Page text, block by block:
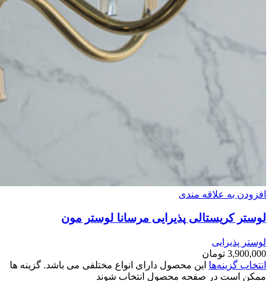
افزودن به علاقه مندی
لوستر کریستالی پذیرایی مرسانا لوستر مون
لوستر پذیرایی
3,900,000 تومان
انتخاب گزینه‌ها این محصول دارای انواع مختلفی می باشد. گزینه ها
ممکن است در صفحه محصول انتخاب شوند